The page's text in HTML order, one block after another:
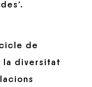
de
la diversitat